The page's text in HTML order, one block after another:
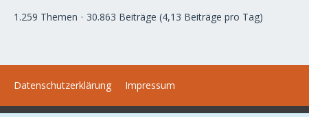
1.259 Themen 30.863 Beiträge (4,13 Beiträge pro Tag)
Datenschutzerklärung Impressum